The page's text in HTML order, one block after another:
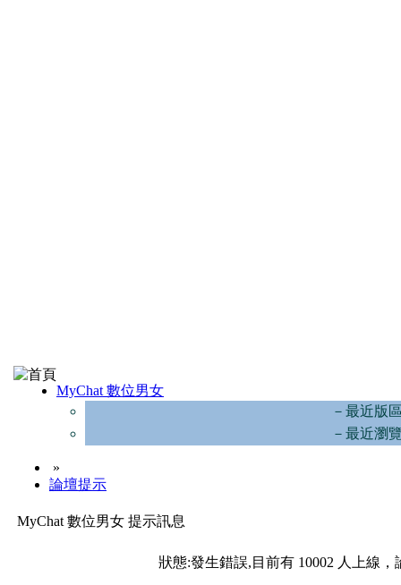
MyChat 數位男女
－最近版
－最近瀏
»
論壇提示
MyChat 數位男女 提示訊息
狀態:發生錯誤,目前有 10002 人上線